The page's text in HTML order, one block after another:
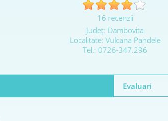
16 recenzii
Judeţ: Dambovita
Localitate: Vulcana Pandele
Tel.: 0726-347.296
Evaluari